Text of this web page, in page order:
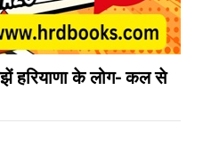
हरियाणा के लोग- कल से